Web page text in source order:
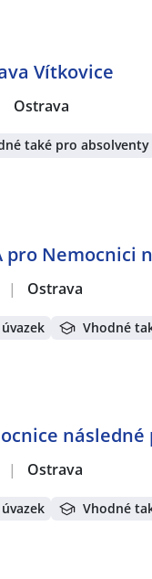
Vítkovice
Ostrava
také pro absolventy
pro
| Ostrava
Vhodné
následné
| Ostrava
Vhodné